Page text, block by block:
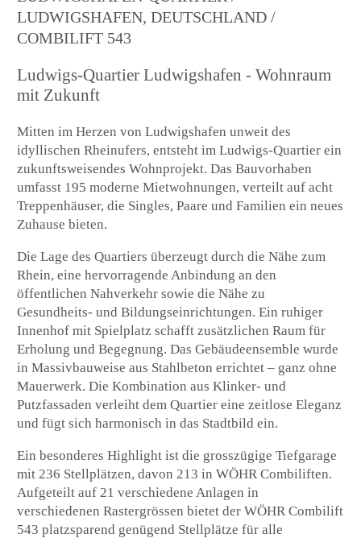
LUDWIGSHAFEN, DEUTSCHLAND /
COMBILIFT 543
Ludwigs-Quartier Ludwigshafen - Wohnraum
mit Zukunft
Mitten im Herzen von Ludwigshafen unweit des
idyllischen Rheinufers, entsteht im Ludwigs-Quartier ein
zukunftsweisendes Wohnprojekt. Das Bauvorhaben
umfasst 195 moderne Mietwohnungen, verteilt auf acht
Treppenhäuser, die Singles, Paare und Familien ein neues
Zuhause bieten.
Die Lage des Quartiers überzeugt durch die Nähe zum
Rhein, eine hervorragende Anbindung an den
öffentlichen Nahverkehr sowie die Nähe zu
Gesundheits- und Bildungseinrichtungen. Ein ruhiger
Innenhof mit Spielplatz schafft zusätzlichen Raum für
Erholung und Begegnung. Das Gebäudeensemble wurde
in Massivbauweise aus Stahlbeton errichtet – ganz ohne
Mauerwerk. Die Kombination aus Klinker- und
Putzfassaden verleiht dem Quartier eine zeitlose Eleganz
und fügt sich harmonisch in das Stadtbild ein.
Ein besonderes Highlight ist die grosszügige Tiefgarage
mit 236 Stellplätzen, davon 213 in WÖHR Combiliften.
Aufgeteilt auf 21 verschiedene Anlagen in
verschiedenen Rastergrössen bietet der WÖHR Combilift
543 platzsparend genügend Stellplätze für alle